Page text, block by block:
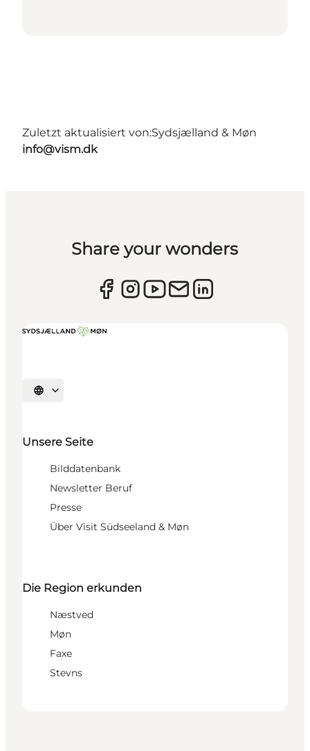
Zuletzt aktualisiert von:Sydsjælland & Møn
info@vism.dk
Share your wonders
Sprache auswählen
Unsere Seite
Bilddatenbank
Newsletter Beruf
Presse
Über Visit Südseeland & Møn
Die Region erkunden
Næstved
Møn
Faxe
Stevns